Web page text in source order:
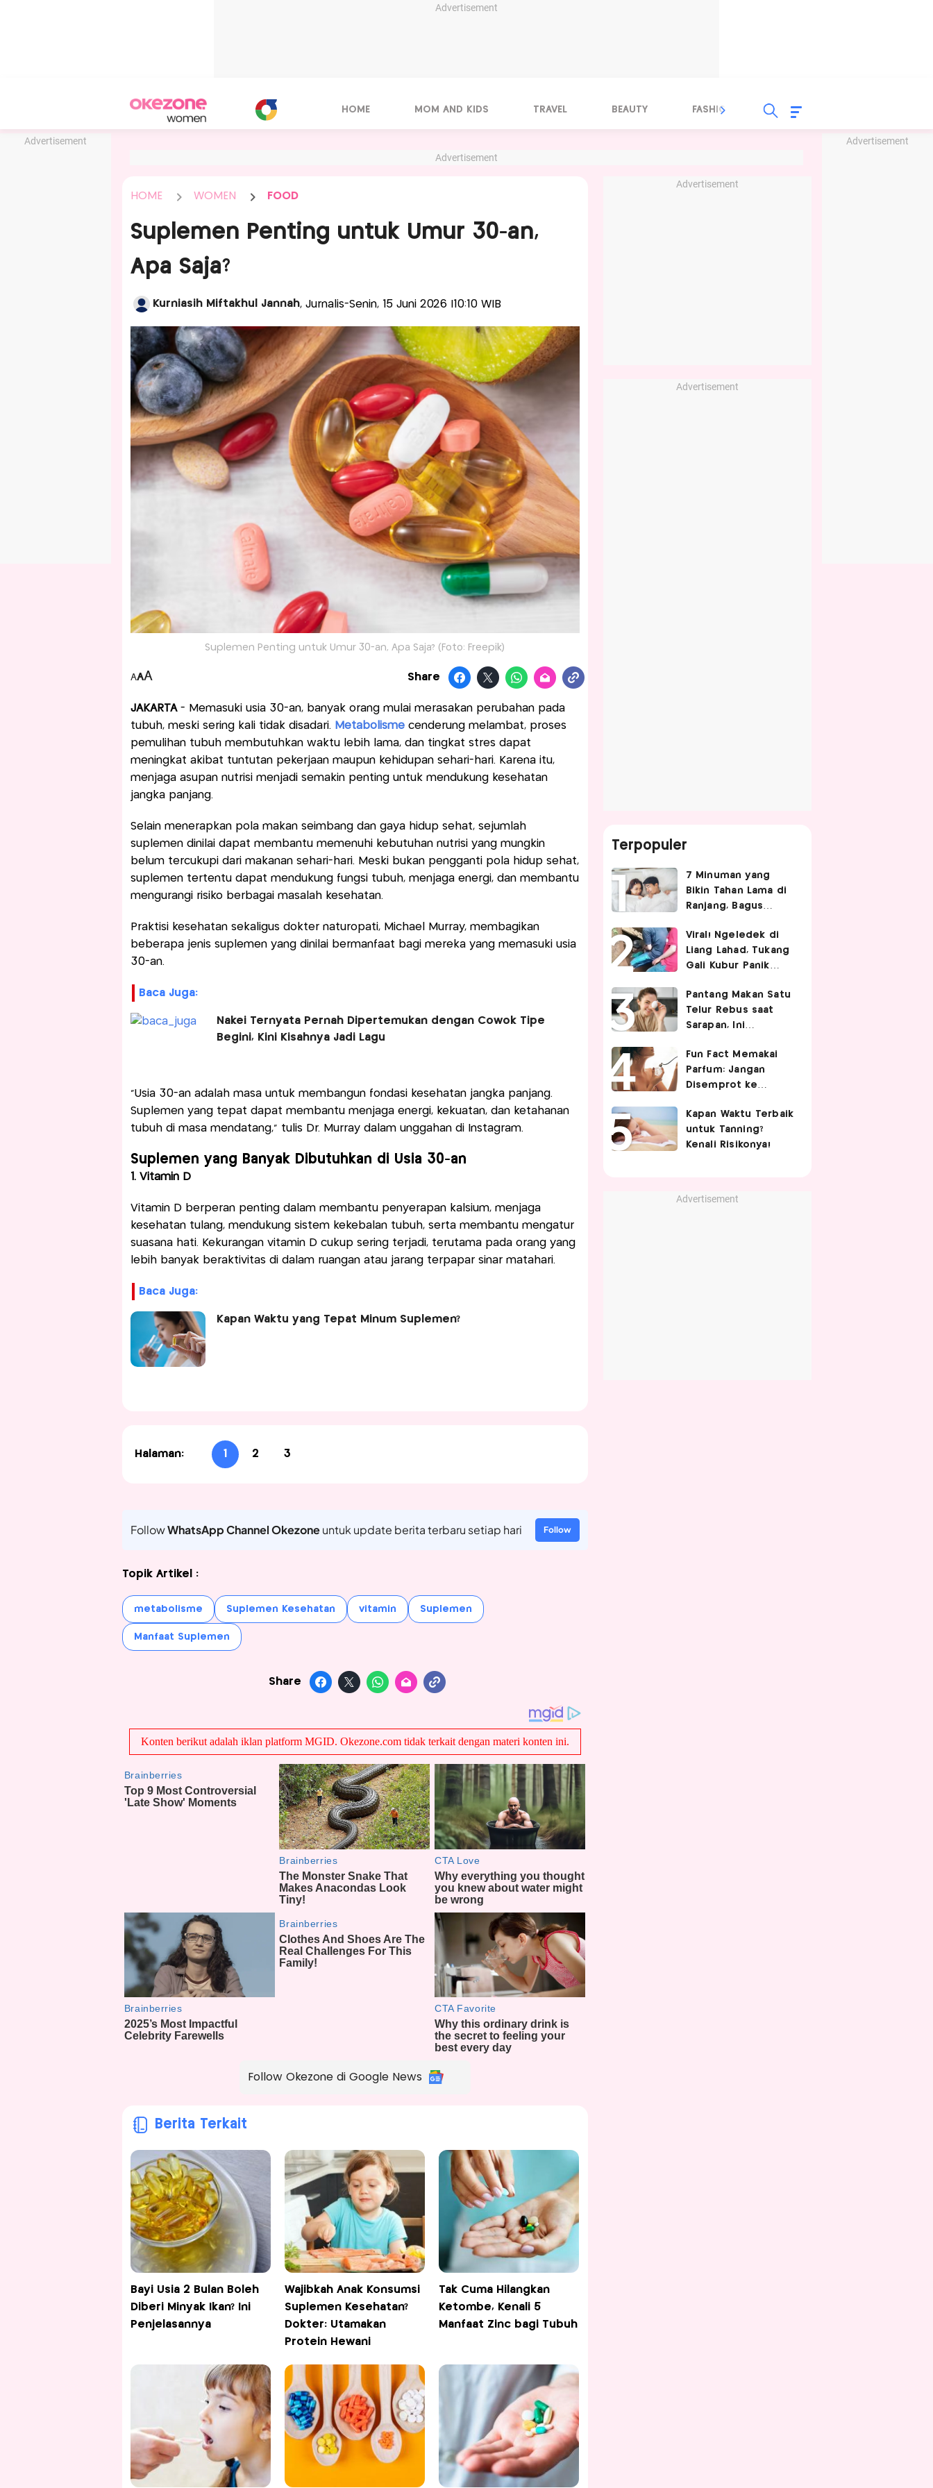
Advertisement
Advertisement Advertisement
HOME MOM AND KIDS TRAVEL BEAUTY FASHION FOOD
Advertisement
HOME WOMEN FOOD
Suplemen Penting untuk Umur 30-an,
Apa Saja?
Kurniasih Miftakhul Jannah, Jurnalis-Senin, 15 Juni 2026 |10:10 WIB
Suplemen Penting untuk Umur 30-an, Apa Saja? (Foto: Freepik)
AAA Share
JAKARTA - Memasuki usia 30-an, banyak orang mulai merasakan perubahan pada
tubuh, meski sering kali tidak disadari. Metabolismecenderung melambat, proses
pemulihan tubuh membutuhkan waktu lebih lama, dan tingkat stres dapat
meningkat akibat tuntutan pekerjaan maupun kehidupan sehari-hari. Karena itu,
menjaga asupan nutrisi menjadi semakin penting untuk mendukung kesehatan
jangka panjang.
Selain menerapkan pola makan seimbang dan gaya hidup sehat, sejumlah
suplemen dinilai dapat membantu memenuhi kebutuhan nutrisi yang mungkin
belum tercukupi dari makanan sehari-hari. Meski bukan pengganti pola hidup sehat,
suplemen tertentu dapat mendukung fungsi tubuh, menjaga energi, dan membantu
mengurangi risiko berbagai masalah kesehatan.
Praktisi kesehatan sekaligus dokter naturopati, Michael Murray, membagikan
beberapa jenis suplemen yang dinilai bermanfaat bagi mereka yang memasuki usia
30-an.
Baca Juga:
Nakei Ternyata Pernah Dipertemukan dengan Cowok Tipe
Begini, Kini Kisahnya Jadi Lagu
“Usia 30-an adalah masa untuk membangun fondasi kesehatan jangka panjang.
Suplemen yang tepat dapat membantu menjaga energi, kekuatan, dan ketahanan
tubuh di masa mendatang,” tulis Dr. Murray dalam unggahan di Instagram.
Suplemen yang Banyak Dibutuhkan di Usia 30-an
1. Vitamin D
Vitamin D berperan penting dalam membantu penyerapan kalsium, menjaga
kesehatan tulang, mendukung sistem kekebalan tubuh, serta membantu mengatur
suasana hati. Kekurangan vitamin D cukup sering terjadi, terutama pada orang yang
lebih banyak beraktivitas di dalam ruangan atau jarang terpapar sinar matahari.
Baca Juga:
Kapan Waktu yang Tepat Minum Suplemen?
Halaman: 1 2 3
FollowWhatsApp Channel Okezoneuntuk update berita terbaru setiap hari Follow
Topik Artikel :
metabolisme Suplemen Kesehatan vitamin Suplemen
Manfaat Suplemen
Share
Follow Okezone di Google News
Berita Terkait
Bayi Usia 2 Bulan Boleh
Diberi Minyak Ikan? Ini
Penjelasannya
Wajibkah Anak Konsumsi
Suplemen Kesehatan?
Dokter: Utamakan
Protein Hewani
Tak Cuma Hilangkan
Ketombe, Kenali 5
Manfaat Zinc bagi Tubuh
Advertisement
Advertisement
Terpopuler
7 Minuman yang
Bikin Tahan Lama di
Ranjang, Bagus
Hubungan Intim
Viral! Ngeledek di
Liang Lahad, Tukang
Gali Kubur Panik
Pantang Makan Satu
Telur Rebus saat
Sarapan, Ini
Ahli Gizi!
Fun Fact Memakai
Parfum: Jangan
Disemprot ke
Golden Time
Memakainya!
Kapan Waktu Terbaik
untuk Tanning?
Kenali Risikonya!
Advertisement